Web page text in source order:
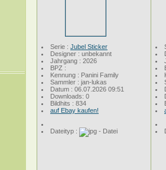
Serie : Jubel Sticker
Designer : unbekannt
Jahrgang : 2026
BPZ :
Kennung : Panini Family
Sammler : jan-lukas
Datum : 06.07.2026 09:51
Downloads: 0
Bildhits : 834
auf Ebay kaufen!
Dateityp :